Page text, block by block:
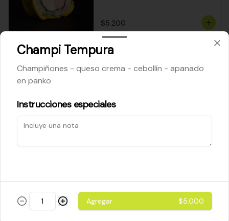
$5.200
Queso crema - palta - cebollín
$5.200
$5.800
Champi Tempura
Champiñones - queso crema - cebollín - apanado
en panko
Instrucciones especiales
Agregar $5.000